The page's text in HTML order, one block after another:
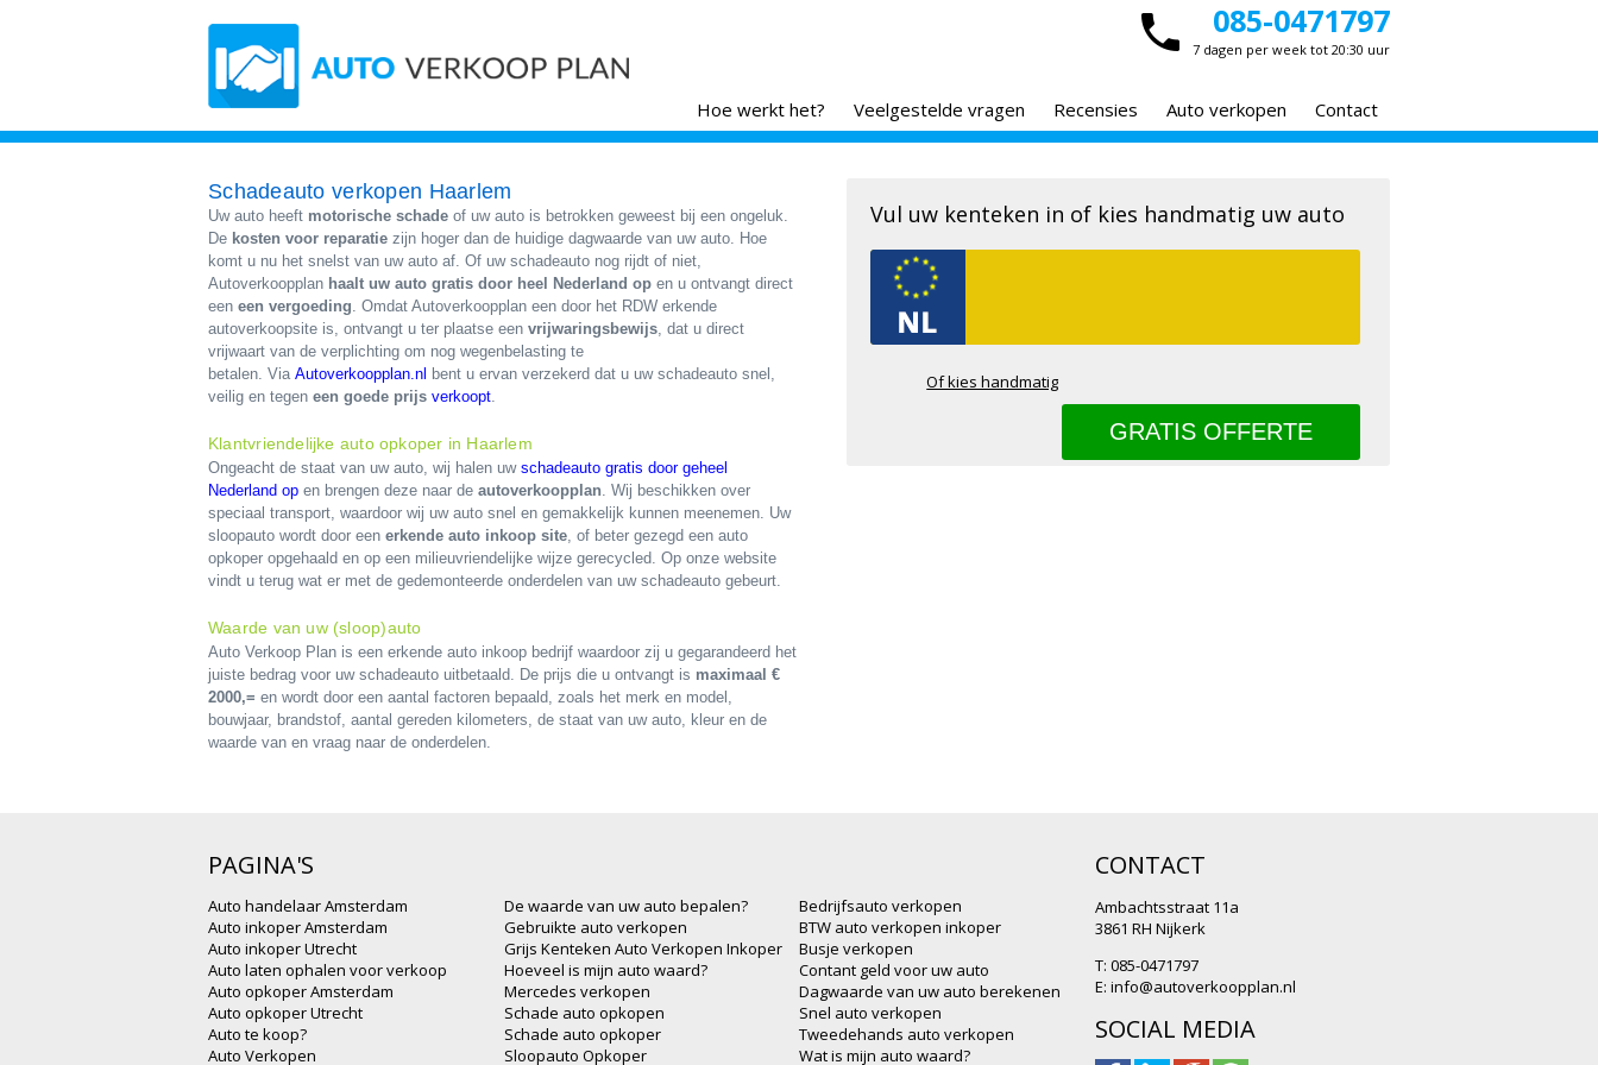
085-0471797
7 dagen per week tot 20:30 uur
Hoe werkt het? Veelgestelde vragen Recensies Auto verkopen Contact
Schadeauto verkopen Haarlem
Uw auto heeft motorische schade of uw auto is betrokken geweest bij een ongeluk.
De kosten voor reparatie zijn hoger dan de huidige dagwaarde van uw auto. Hoe
komt u nu het snelst van uw auto af. Of uw schadeauto nog rijdt of niet,
Autoverkoopplan haalt uw auto gratis door heel Nederland op en u ontvangt direct
een een vergoeding. Omdat Autoverkoopplan een door het RDW erkende
autoverkoopsite is, ontvangt u ter plaatse een vrijwaringsbewijs, dat u direct
vrijwaart van de verplichting om nog wegenbelasting te
betalen. Via Autoverkoopplan.nl bent u ervan verzekerd dat u uw schadeauto snel,
veilig en tegen een goede prijs verkoopt.
Klantvriendelijke auto opkoper in Haarlem
Ongeacht de staat van uw auto, wij halen uw schadeauto gratis door geheel
Nederland op en brengen deze naar de autoverkoopplan . Wij beschikken over
speciaal transport, waardoor wij uw auto snel en gemakkelijk kunnen meenemen. Uw
sloopauto wordt door een erkende auto inkoop site , of beter gezegd een auto
opkoper opgehaald en op een milieuvriendelijke wijze gerecycled. Op onze website
vindt u terug wat er met de gedemonteerde onderdelen van uw schadeauto gebeurt.
Waarde van uw (sloop)auto
Auto Verkoop Plan is een erkende auto inkoop bedrijf waardoor zij u gegarandeerd het
juiste bedrag voor uw schadeauto uitbetaald. De prijs die u ontvangt is maximaal €
2000,= en wordt door een aantal factoren bepaald, zoals het merk en model,
bouwjaar, brandstof, aantal gereden kilometers, de staat van uw auto, kleur en de
waarde van en vraag naar de onderdelen.
Vul uw kenteken in of kies handmatig uw auto
Of kies handmatig
PAGINA'S
Auto handelaar Amsterdam
Auto inkoper Amsterdam
Auto inkoper Utrecht
Auto laten ophalen voor verkoop
Auto opkoper Amsterdam
Auto opkoper Utrecht
Auto te koop?
Auto Verkopen
De waarde van uw auto bepalen?
Gebruikte auto verkopen
Grijs Kenteken Auto Verkopen Inkoper
Hoeveel is mijn auto waard?
Mercedes verkopen
Schade auto opkopen
Schade auto opkoper
Sloopauto Opkoper
Bedrijfsauto verkopen
BTW auto verkopen inkoper
Busje verkopen
Contant geld voor uw auto
Dagwaarde van uw auto berekenen
Snel auto verkopen
Tweedehands auto verkopen
Wat is mijn auto waard?
CONTACT
Ambachtsstraat 11a
3861 RH Nijkerk
T: 085-0471797
E: info@autoverkoopplan.nl
SOCIAL MEDIA